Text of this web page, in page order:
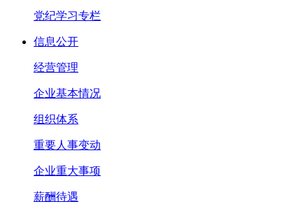
党纪学习专栏
信息公开
经营管理
企业基本情况
组织体系
重要人事变动
企业重大事项
薪酬待遇